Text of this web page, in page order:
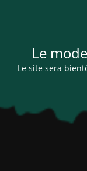
Le
Le site sera